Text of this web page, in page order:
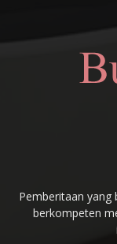
Pemberitaan yang
berkompeten